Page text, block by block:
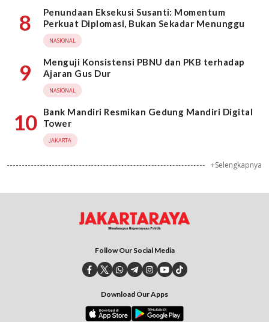
8
Penundaan Eksekusi Susanti: Momentum
Perkuat Diplomasi, Bukan Sekadar Menunggu
NASIONAL
9
Menguji Konsistensi PBNU dan PKB terhadap
Ajaran Gus Dur
NASIONAL
10
Bank Mandiri Resmikan Gedung Mandiri Digital
Tower
JAKARTA
+Selengkapnya
Follow Our Social Media
Download Our Apps